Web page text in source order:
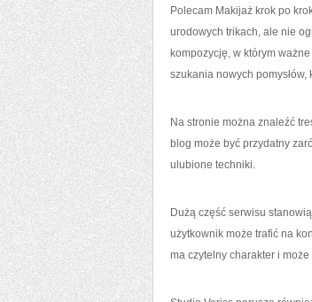
Polecam Makijaż krok po
urodowych trikach, ale nie
kompozycję, w którym
szukania nowych
Na stronie można znaleźć
blog może być przydatny
ulubione techniki.
Dużą część serwisu
użytkownik może trafić na
ma czytelny charakter i